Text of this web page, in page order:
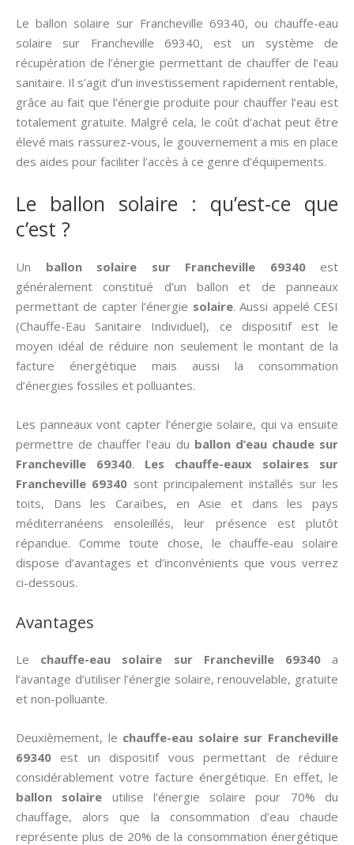
Le ballon solaire sur Francheville 69340, ou chauffe-eau
solaire sur Francheville 69340, est un système de
récupération de l’énergie permettant de chauffer de l’eau
sanitaire. Il s’agit d’un investissement rapidement rentable,
grâce au fait que l’énergie produite pour chauffer l’eau est
totalement gratuite. Malgré cela, le coût d’achat peut être
élevé mais rassurez-vous, le gouvernement a mis en place
des aides pour faciliter l’accès à ce genre d’équipements.
Le ballon solaire : qu’est-ce que
c’est ?
Un ballon solaire sur Francheville 69340est
généralement constitué d’un ballon et de panneaux
permettant de capter l’énergie solaire. Aussi appelé CESI
(Chauffe-Eau Sanitaire Individuel), ce dispositif est le
moyen idéal de réduire non seulement le montant de la
facture énergétique mais aussi la consommation
d’énergies fossiles et polluantes.
Les panneaux vont capter l’énergie solaire, qui va ensuite
permettre de chauffer l’eau du ballon d’eau chaude sur
Francheville 69340. Les chauffe-eaux solaires sur
Francheville 69340 sont principalement installés sur les
toits, Dans les Caraïbes, en Asie et dans les pays
méditerranéens ensoleillés, leur présence est plutôt
répandue. Comme toute chose, le chauffe-eau solaire
dispose d’avantages et d’inconvénients que vous verrez
ci-dessous.
Avantages
Le chauffe-eau solaire sur Francheville 69340a
l’avantage d’utiliser l’énergie solaire, renouvelable, gratuite
et non-polluante.
Deuxièmement, le chauffe-eau solaire sur Francheville
69340 est un dispositif vous permettant de réduire
considérablement votre facture énergétique. En effet, le
ballon solaire utilise l’énergie solaire pour 70% du
chauffage, alors que la consommation d’eau chaude
représente plus de 20% de la consommation énergétique